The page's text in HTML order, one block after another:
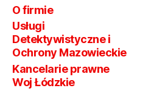
O firmie
Usługi
Detektywistyczne i
Ochrony Mazowieckie
Kancelarie prawne
Woj Łódzkie